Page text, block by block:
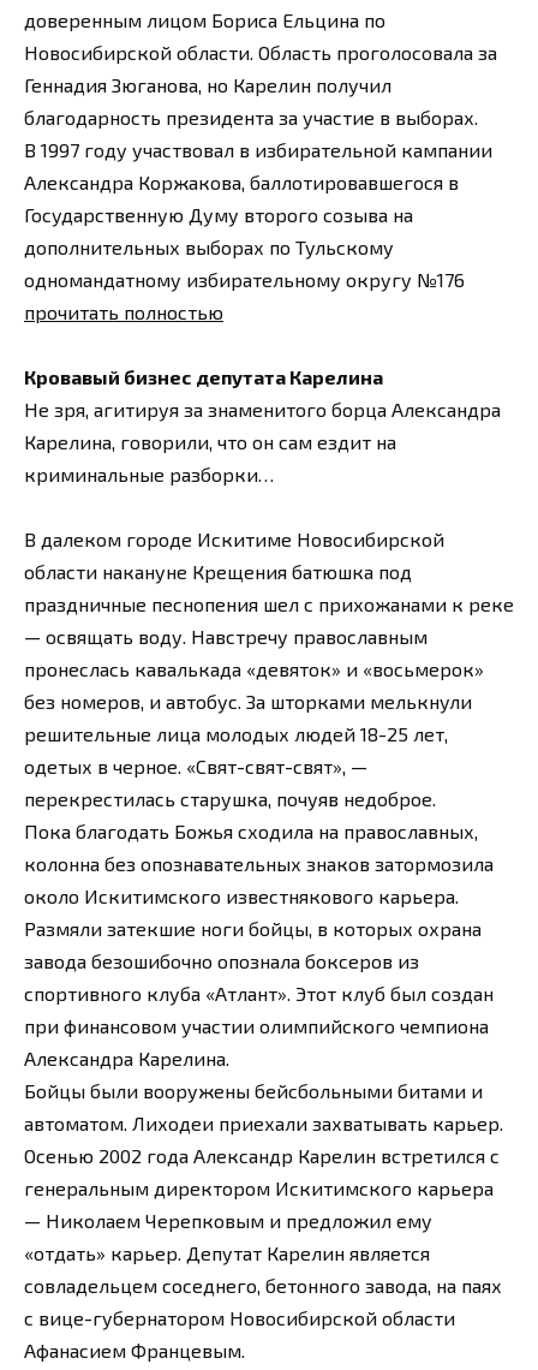
доверенным лицом Бориса Ельцина по
Новосибирской области. Область проголосовала за
Геннадия Зюганова, но Карелин получил
благодарность президента за участие в выборах.
В 1997 году участвовал в избирательной кампании
Александра Коржакова, баллотировавшегося в
Государственную Думу второго созыва на
дополнительных выборах по Тульскому
одномандатному избирательному округу №176
прочитать полностью
Кровавый бизнес депутата Карелина
Не зря, агитируя за знаменитого борца Александра
Карелина, говорили, что он сам ездит на
криминальные разборки…
В далеком городе Искитиме Новосибирской
области накануне Крещения батюшка под
праздничные песнопения шел с прихожанами к реке
— освящать воду. Навстречу православным
пронеслась кавалькада «девяток» и «восьмерок»
без номеров, и автобус. За шторками мелькнули
решительные лица молодых людей 18-25 лет,
одетых в черное. «Свят-свят-свят», —
перекрестилась старушка, почуяв недоброе.
Пока благодать Божья сходила на православных,
колонна без опознавательных знаков затормозила
около Искитимского известнякового карьера.
Размяли затекшие ноги бойцы, в которых охрана
завода безошибочно опознала боксеров из
спортивного клуба «Атлант». Этот клуб был создан
при финансовом участии олимпийского чемпиона
Александра Карелина.
Бойцы были вооружены бейсбольными битами и
автоматом. Лиходеи приехали захватывать карьер.
Осенью 2002 года Александр Карелин встретился с
генеральным директором Искитимского карьера
— Николаем Черепковым и предложил ему
«отдать» карьер. Депутат Карелин является
совладельцем соседнего, бетонного завода, на паях
с вице-губернатором Новосибирской области
Афанасием Францевым.